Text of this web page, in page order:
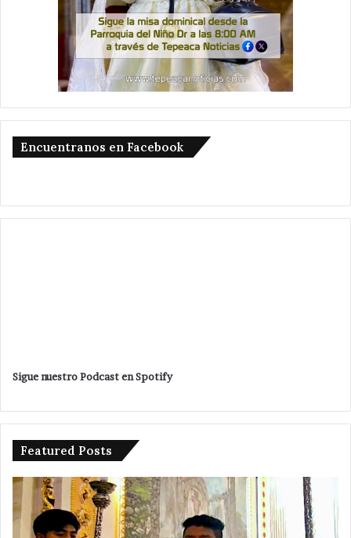
Encuentranos en Facebook
Sigue nuestro Podcast en Spotify
Featured Posts
Sin
variación
en
precio